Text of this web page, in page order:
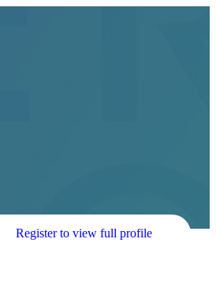
Register to view full profile